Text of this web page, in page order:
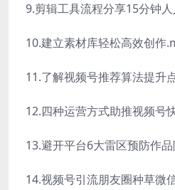
9.剪辑工具流程分享15分钟
10.建立素材库轻松高效创作
11.了解视频号推荐算法提升
12.四种运营方式助推视频号
13.避开平台6大雷区预防作
14.视频号引流朋友圈种草微